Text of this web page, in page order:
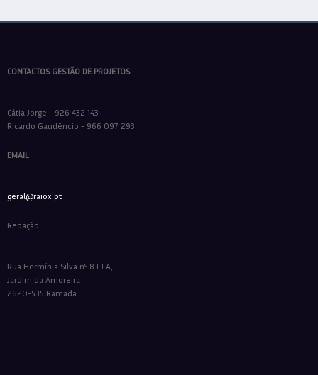
CONTACTOS GESTÃO DE PROJETOS
Cátia Jorge - 926 432 143
Ricardo Gaudêncio - 966 097 293
EMAIL
geral@raiox.pt
Redação
Rua Hermínia Silva nº 8 LJ A,
Jardim da Amoreira
2620-535 Ramada